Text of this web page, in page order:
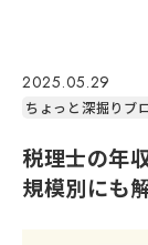
2025.05.29
ちょっと深掘りブ
税理士の年
規模別にも